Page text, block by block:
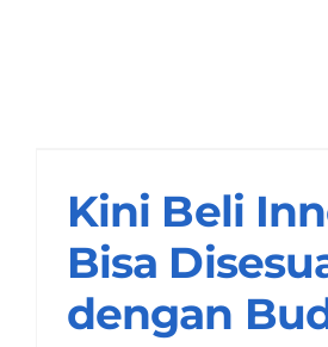
Nasmoco
Kini Beli
Bisa
dengan